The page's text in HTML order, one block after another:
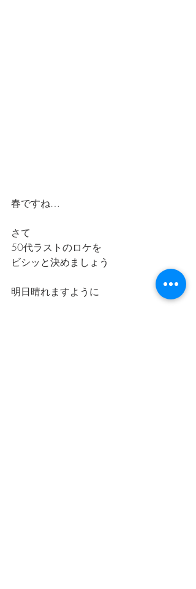
春ですね…
さて
50代ラストのロケを
ビシッと決めましょう
明日晴れますように